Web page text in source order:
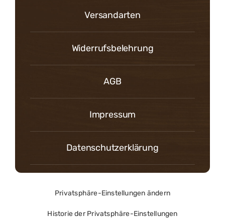
Versandarten
Widerrufsbelehrung
AGB
Impressum
Datenschutzerklärung
Privatsphäre-Einstellungen ändern
Historie der Privatsphäre-Einstellungen